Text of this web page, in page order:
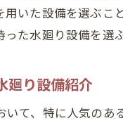
いた設備を選ぶ
た水廻り設備を選
廻り設備紹介
て、特に人気の